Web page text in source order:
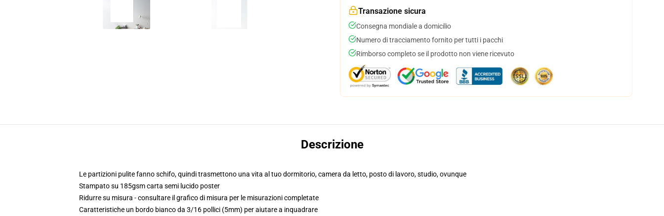
Transazione sicura
Consegna mondiale a domicilio
Numero di tracciamento fornito per tutti i pacchi
Rimborso completo se il prodotto non viene ricevuto
Descrizione
Le partizioni pulite fanno schifo, quindi trasmettono una vita al tuo dormitorio, camera da letto, posto di lavoro, studio, ovunque
Stampato su 185gsm carta semi lucido poster
Ridurre su misura - consultare il grafico di misura per le misurazioni completate
Caratteristiche un bordo bianco da 3/16 pollici (5mm) per aiutare a inquadrare